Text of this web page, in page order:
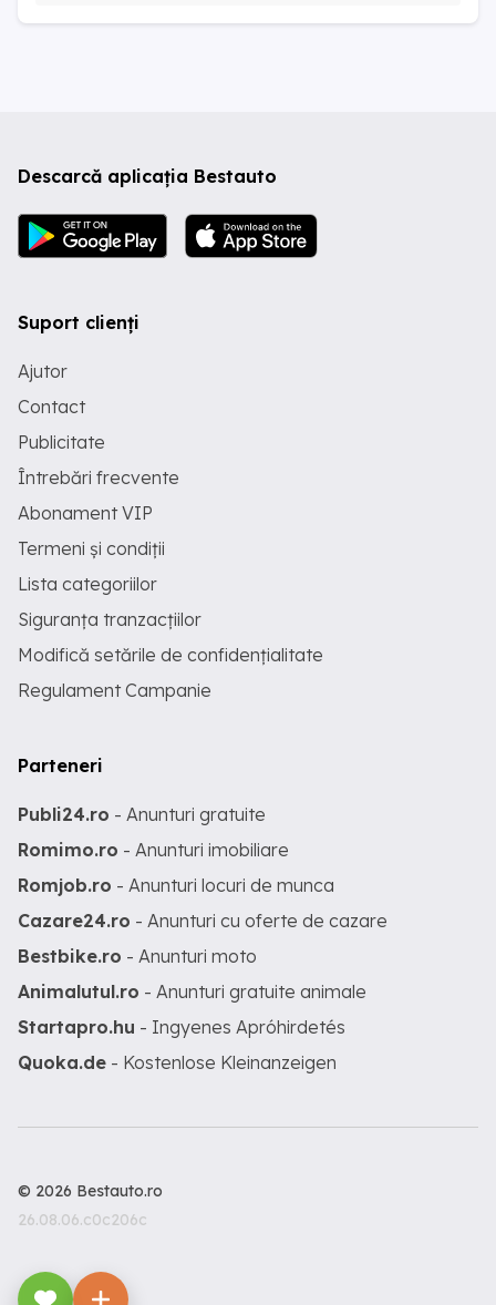
Descarcă aplicația Bestauto
Suport clienți
Ajutor
Contact
Publicitate
Întrebări frecvente
Abonament VIP
Termeni și condiții
Lista categoriilor
Siguranța tranzacțiilor
Modifică setările de confidențialitate
Regulament Campanie
Parteneri
Publi24.ro - Anunturi gratuite
Romimo.ro - Anunturi imobiliare
Romjob.ro - Anunturi locuri de munca
Cazare24.ro - Anunturi cu oferte de cazare
Bestbike.ro - Anunturi moto
Animalutul.ro - Anunturi gratuite animale
Startapro.hu - Ingyenes Apróhirdetés
Quoka.de - Kostenlose Kleinanzeigen
© 2026 Bestauto.ro
26.08.06.c0c206c